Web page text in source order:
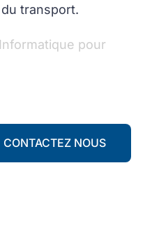
transport.
pour
CONTACTEZ NOUS